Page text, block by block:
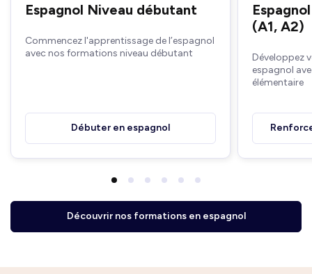
Espagnol Niveau débutant
Commencez l'apprentissage de l’espagnol
avec nos formations niveau débutant
Débuter en espagnol
(A1, A2)
Développez
espagnol
élémentaire
Découvrir nos formations en espagnol